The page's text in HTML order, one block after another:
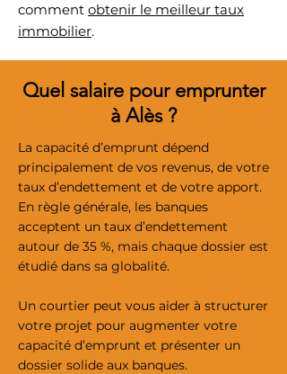
comment obtenir le meilleur taux
immobilier.
Quel salaire pour emprunter
à Alès ?
La capacité d’emprunt dépend
principalement de vos revenus, de votre
taux d’endettement et de votre apport.
En règle générale, les banques
acceptent un taux d’endettement
autour de 35 %, mais chaque dossier est
étudié dans sa globalité.
Un courtier peut vous aider à structurer
votre projet pour augmenter votre
capacité d’emprunt et présenter un
dossier solide aux banques.